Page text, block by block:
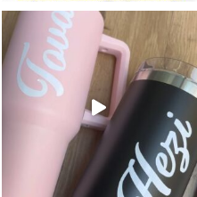
מטף לגילוי מין העובר חזר למלא